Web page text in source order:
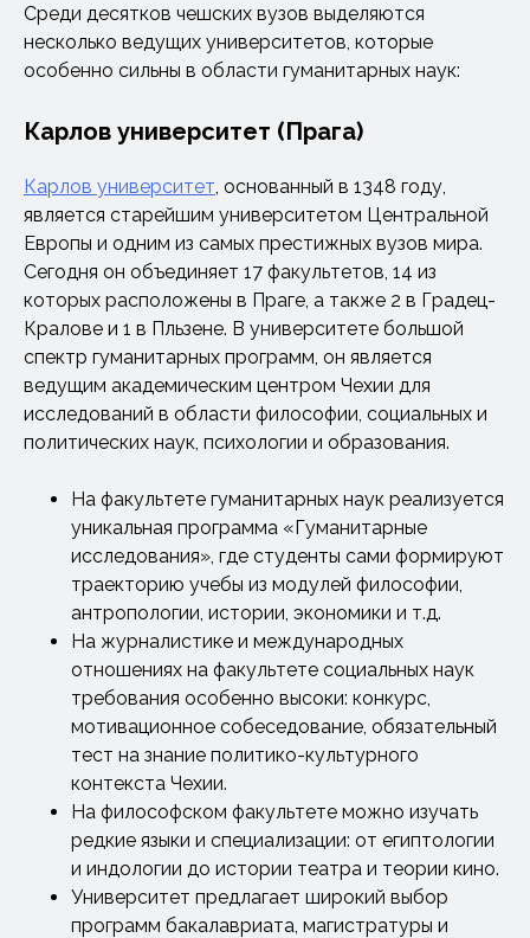
Среди десятков чешских вузов выделяются
несколько ведущих университетов, которые
особенно сильны в области гуманитарных наук:
Карлов университет (Прага)
Карлов университет, основанный в 1348 году,
является старейшим университетом Центральной
Европы и одним из самых престижных вузов мира.
Сегодня он объединяет 17 факультетов, 14 из
которых расположены в Праге, а также 2 в Градец-
Кралове и 1 в Пльзене. В университете большой
спектр гуманитарных программ, он является
ведущим академическим центром Чехии для
исследований в области философии, социальных и
политических наук, психологии и образования.
На факультете гуманитарных наук реализуется
уникальная программа «Гуманитарные
исследования», где студенты сами формируют
траекторию учебы из модулей философии,
антропологии, истории, экономики и т.д.
На журналистике и международных
отношениях на факультете социальных наук
требования особенно высоки: конкурс,
мотивационное собеседование, обязательный
тест на знание политико-культурного
контекста Чехии.
На философском факультете можно изучать
редкие языки и специализации: от египтологии
и индологии до истории театра и теории кино.
Университет предлагает широкий выбор
программ бакалавриата, магистратуры и